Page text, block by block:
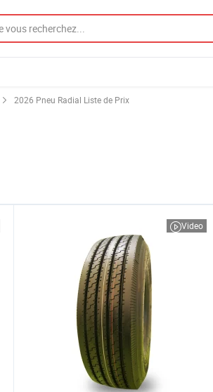
2026 Pneu Radial Liste de Prix
Video